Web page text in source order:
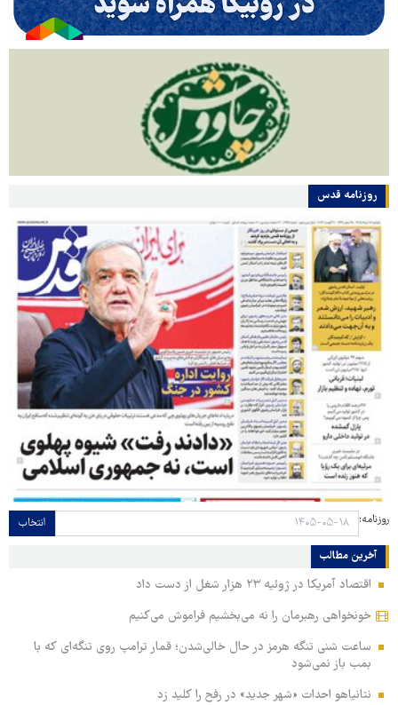
روزنامه قدس
روزنامه: انتخاب
آخرین مطالب
اقتصاد آمریکا در ژوئیه ۲۳ هزار شغل از دست داد
خونخواهی رهبرمان را نه می‌بخشیم فراموش می‌کنیم
ساعت شنی تنگه هرمز در حال خالی‌شدن؛ قمار ترامپ روی تنگه‌ای که با
بمب باز نمی‌شود
نتانیاهو احداث «شهر جدید» در رفح را کلید زد